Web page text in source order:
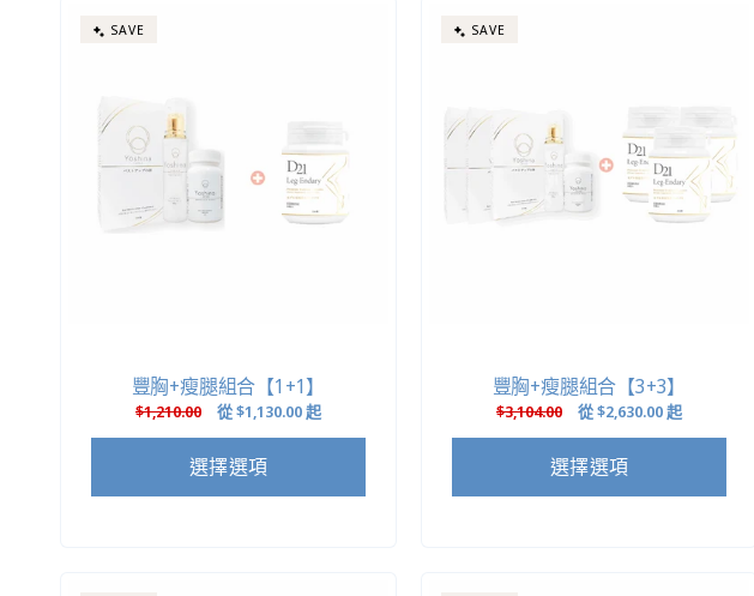
SAVE
豐胸+瘦腿組合【1+1】
定
$1,210.00 售
價
從$1,130.00起
選擇選項
SAVE
豐胸+瘦腿組合【3+3】
定
$3,104.00 售
價
從$2,630.00起
選擇選項